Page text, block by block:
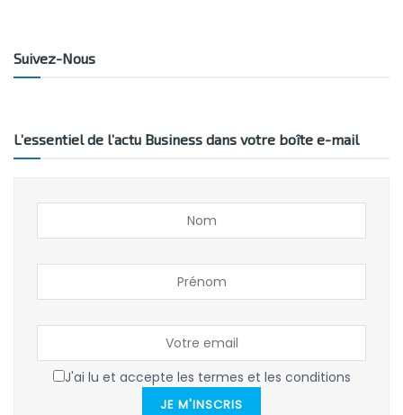
Suivez-Nous
L’essentiel de l’actu Business dans votre boîte e-mail
J'ai lu et accepte les termes et les conditions
JE M'INSCRIS